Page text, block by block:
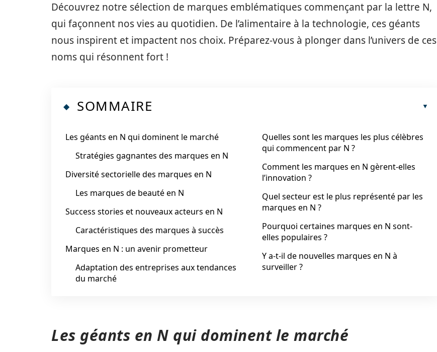
Découvrez notre sélection de marques emblématiques commençant par la lettre N,
qui façonnent nos vies au quotidien. De l’alimentaire à la technologie, ces géants
nous inspirent et impactent nos choix. Préparez-vous à plonger dans l’univers de ces
noms qui résonnent fort !
SOMMAIRE
Les géants en N qui dominent le marché
Stratégies gagnantes des marques en N
Diversité sectorielle des marques en N
Les marques de beauté en N
Success stories et nouveaux acteurs en N
Caractéristiques des marques à succès
Marques en N : un avenir prometteur
Adaptation des entreprises aux tendances
du marché
Quelles sont les marques les plus célèbres
qui commencent par N ?
Comment les marques en N gèrent-elles
l’innovation ?
Quel secteur est le plus représenté par les
marques en N ?
Pourquoi certaines marques en N sont-
elles populaires ?
Y a-t-il de nouvelles marques en N à
surveiller ?
Les géants en N qui dominent le marché